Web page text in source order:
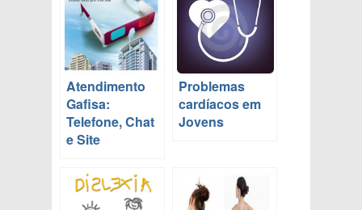
Atendimento
Gafisa:
Telefone, Chat
e Site
Problemas
cardíacos em
Jovens